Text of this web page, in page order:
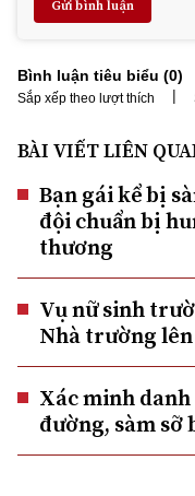
Gửi bình luận
Bình luận tiêu biểu (0)
Sắp xếp theo lượt thích |
BÀI VIẾT LIÊN
Bạn gái kể bị
đội chuẩn bị
thương
Vụ nữ sinh
Nhà trường
Xác minh
đường, sàm sỡ